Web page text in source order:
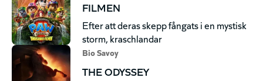
FILMEN
Efter att deras skepp fångats i en mystisk
storm, kraschlandar
Bio Savoy
THE ODYSSEY